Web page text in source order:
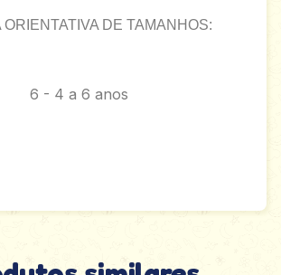
ORIENTATIVA DE TAMANHOS:
6 - 4 a 6 anos